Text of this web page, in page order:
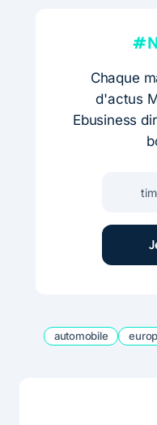
Chaque
d'actus
Ebusiness
automobile